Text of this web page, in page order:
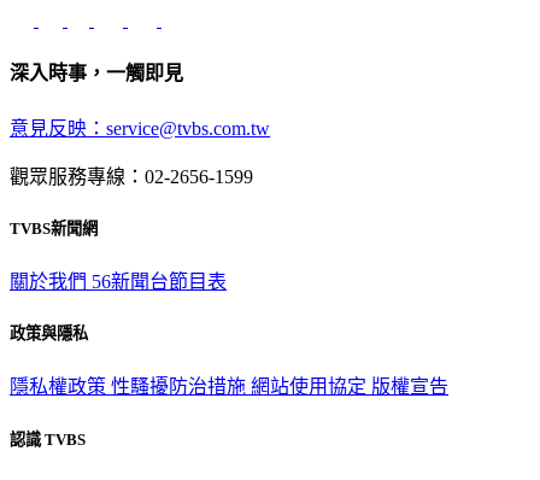
深入時事，一觸即見
意見反映：service@tvbs.com.tw
觀眾服務專線：02-2656-1599
TVBS新聞網
關於我們 56新聞台節目表
政策與隱私
隱私權政策 性騷擾防治措施 網站使用協定 版權宣告
認識 TVBS